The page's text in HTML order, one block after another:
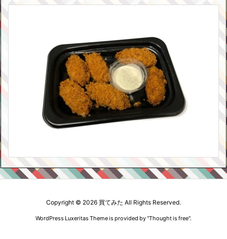
Copyright © 2026 買てみた All Rights Reserved.
WordPress Luxeritas Theme is provided by "Thought is free".